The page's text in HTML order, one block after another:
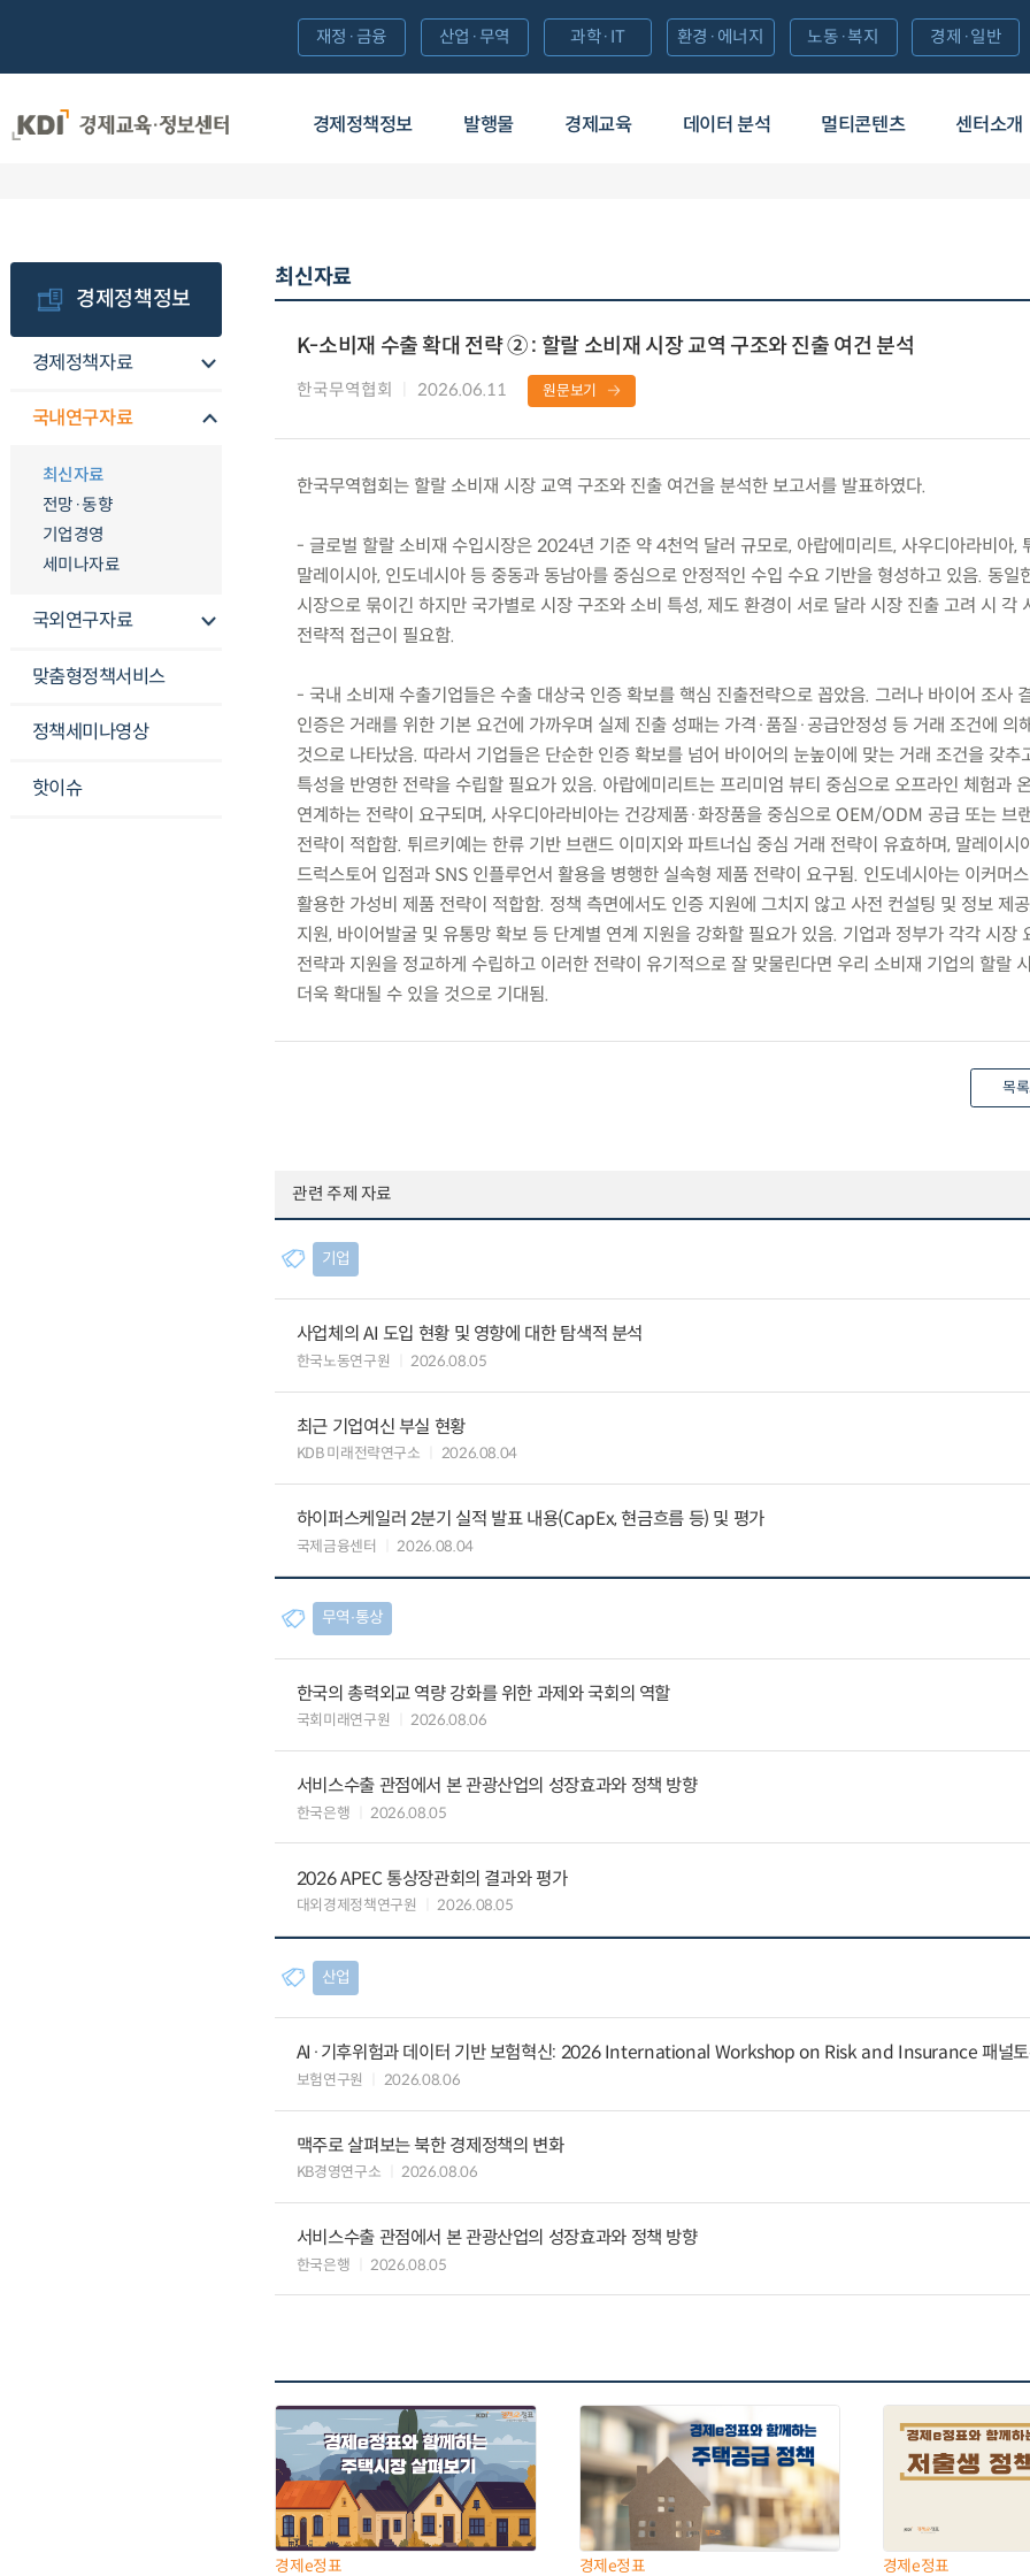
경제정책정보 발행물 경제교육 데이터 분석 멀티콘텐츠 센터소개
재정·금융 산업·무역 과학·IT 환경·에너지 노동·복지 경제·일반
경제정책정보
경제정책자료
국내연구자료
최신자료
전망·동향
기업경영
세미나자료
국외연구자료
맞춤형정책서비스
정책세미나영상
핫이슈
최신자료
K-소비재 수출 확대 전략 ② : 할랄 소비재 시장 교역 구조와 진출 여건 분석
한국무역협회 2026.06.11 원문보기
한국무역협회는 할랄 소비재 시장 교역 구조와 진출 여건을 분석한 보고서를 발표하였다.
- 글로벌 할랄 소비재 수입시장은 2024년 기준 약 4천억 달러 규모로, 아랍에미리트, 사우디아라비아,
말레이시아, 인도네시아 등 중동과 동남아를 중심으로 안정적인 수입 수요 기반을 형성하고 있음. 동일
시장으로 묶이긴 하지만 국가별로 시장 구조와 소비 특성, 제도 환경이 서로 달라 시장 진출 고려 시 각
전략적 접근이 필요함.
- 국내 소비재 수출기업들은 수출 대상국 인증 확보를 핵심 진출전략으로 꼽았음. 그러나 바이어 조사
인증은 거래를 위한 기본 요건에 가까우며 실제 진출 성패는 가격·품질·공급안정성 등 거래 조건에 의
것으로 나타났음. 따라서 기업들은 단순한 인증 확보를 넘어 바이어의 눈높이에 맞는 거래 조건을 갖추
특성을 반영한 전략을 수립할 필요가 있음. 아랍에미리트는 프리미엄 뷰티 중심으로 오프라인 체험과
연계하는 전략이 요구되며, 사우디아라비아는 건강제품·화장품을 중심으로 OEM/ODM 공급 또는 브
전략이 적합함. 튀르키예는 한류 기반 브랜드 이미지와 파트너십 중심 거래 전략이 유효하며, 말레이시
드럭스토어 입점과 SNS 인플루언서 활용을 병행한 실속형 제품 전략이 요구됨. 인도네시아는 이커머
활용한 가성비 제품 전략이 적합함. 정책 측면에서도 인증 지원에 그치지 않고 사전 컨설팅 및 정보 제
지원, 바이어발굴 및 유통망 확보 등 단계별 연계 지원을 강화할 필요가 있음. 기업과 정부가 각각 시장
전략과 지원을 정교하게 수립하고 이러한 전략이 유기적으로 잘 맞물린다면 우리 소비재 기업의 할랄
더욱 확대될 수 있을 것으로 기대됨.
목
관련 주제 자료
기업
사업체의 AI 도입 현황 및 영향에 대한 탐색적 분석
한국노동연구원 2026.08.05
최근 기업여신 부실 현황
KDB 미래전략연구소 2026.08.04
하이퍼스케일러 2분기 실적 발표 내용(CapEx, 현금흐름 등) 및 평가
국제금융센터 2026.08.04
무역∙통상
한국의 총력외교 역량 강화를 위한 과제와 국회의 역할
국회미래연구원 2026.08.06
서비스수출 관점에서 본 관광산업의 성장효과와 정책 방향
한국은행 2026.08.05
2026 APEC 통상장관회의 결과와 평가
대외경제정책연구원 2026.08.05
산업
AI·기후위험과 데이터 기반 보험혁신: 2026 International Workshop on Risk and Insurance 패널토
보험연구원 2026.08.06
맥주로 살펴보는 북한 경제정책의 변화
KB경영연구소 2026.08.06
서비스수출 관점에서 본 관광산업의 성장효과와 정책 방향
한국은행 2026.08.05
경제e정표 경제e정표 경제e정표